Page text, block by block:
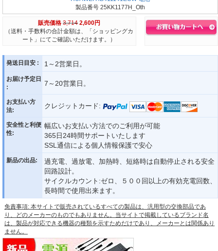
製品番号 25KK1177H_Oth
販売価格 3,714 2,600円
（送料・手数料の合計金額は、「ショッピングカ
ート」にてご確認いただけます。）
発送日目安 : 1～2営業日。
お届け予定日
:
7～20営業日。
お支払い方
法:
クレジットカード:
安全性と利便
性:
幅広いお支払い方法でのご利用が可能
365日24時間サポートいたします
SSL通信による個人情報保護で安心
新品の出品:
過充電、過放電、加熱時、短絡時は自動停止される安全
回路設計。
サイクルカウント:ゼロ、５００回以上の有効充電回数、
長時間で使用出来ます。
免責事項: 本サイトで販売されているすべての製品は、汎用型の交換部品であ
り、どのメーカーのものでもありません。当サイトで掲載しているブランド名
は、製品が対応できる機器の種類を示すためだけであり、メーカーとは関係あり
ません。